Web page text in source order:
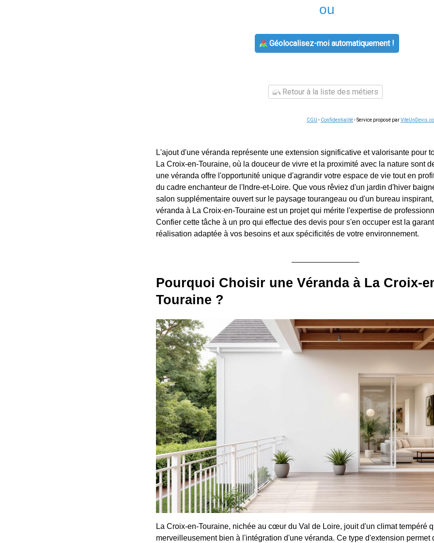
ou
Géolocalisez-moi automatiquement !
Retour à la liste des métiers
CGU - Confidentialité- Service proposé par
L'ajout d'une véranda représente une extension significative et valorisante pour
La Croix-en-Touraine, où la douceur de vivre et la proximité avec la nature sont
une véranda offre l'opportunité unique d'agrandir votre espace de vie tout en
du cadre enchanteur de l'Indre-et-Loire. Que vous rêviez d'un jardin d'hiver
salon supplémentaire ouvert sur le paysage tourangeau ou d'un bureau
véranda à La Croix-en-Touraine est un projet qui mérite l'expertise de
Confier cette tâche à un pro qui effectue des devis pour s'en occuper est la
réalisation adaptée à vos besoins et aux spécificités de votre environnement.
Pourquoi Choisir une Véranda à La Croix-
Touraine ?
La Croix-en-Touraine, nichée au cœur du Val de Loire, jouit d'un climat tempéré
merveilleusement bien à l'intégration d'une véranda. Ce type d'extension permet